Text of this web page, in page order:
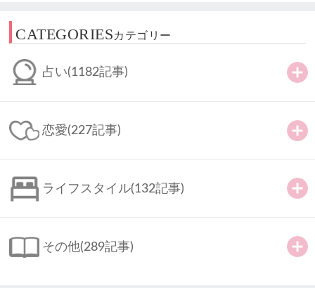
CATEGORIESカテゴリー
占い(1182記事)
恋愛(227記事)
ライフスタイル(132記事)
その他(289記事)